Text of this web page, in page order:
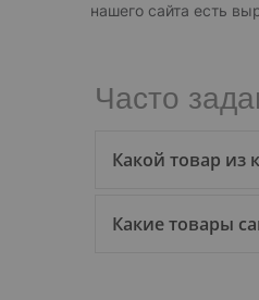
нашего сайта есть
Часто
Какой товар из
Какие товары